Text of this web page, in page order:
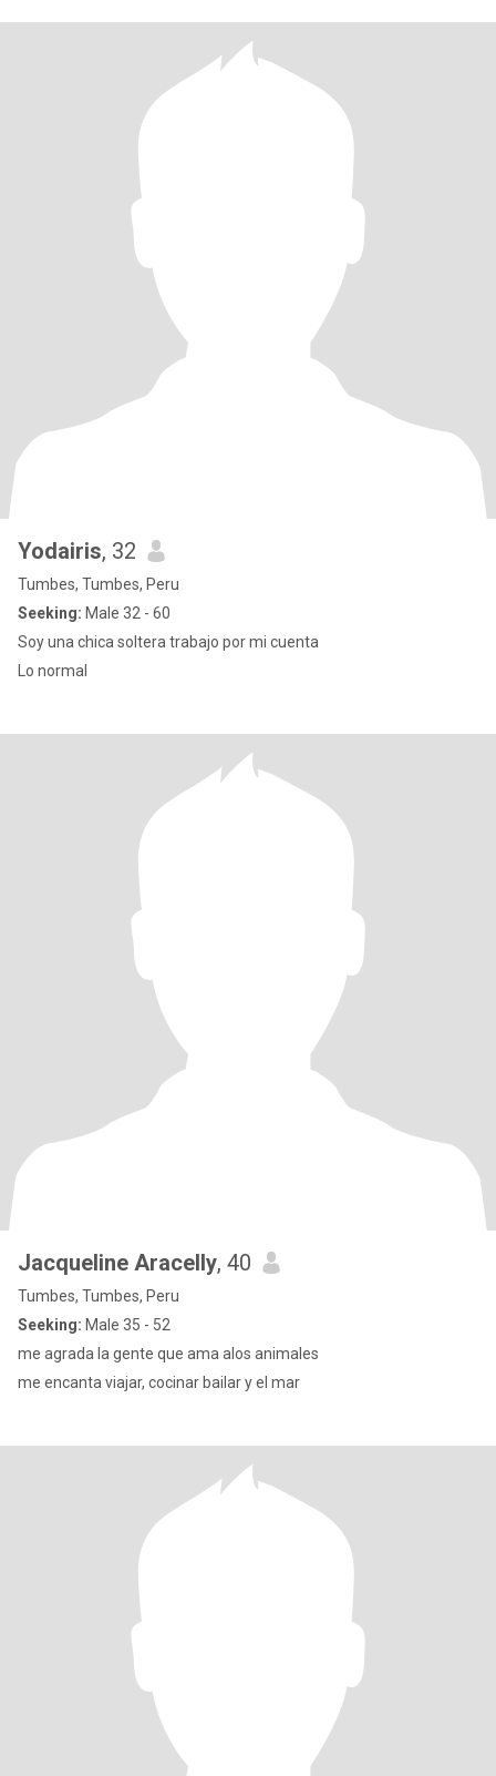
Yodairis, 32
Tumbes, Tumbes, Peru
Seeking: Male 32 - 60
Soy una chica soltera trabajo por mi cuenta
Lo normal
Jacqueline Aracelly, 40
Tumbes, Tumbes, Peru
Seeking: Male 35 - 52
me agrada la gente que ama alos animales
me encanta viajar, cocinar bailar y el mar